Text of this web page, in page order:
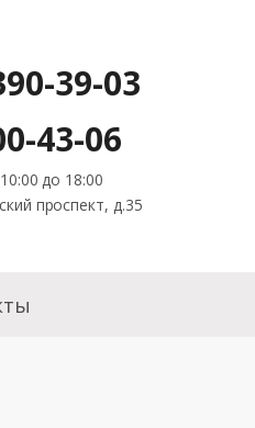
39-03
43-06
до 18:00
проспект, д.35